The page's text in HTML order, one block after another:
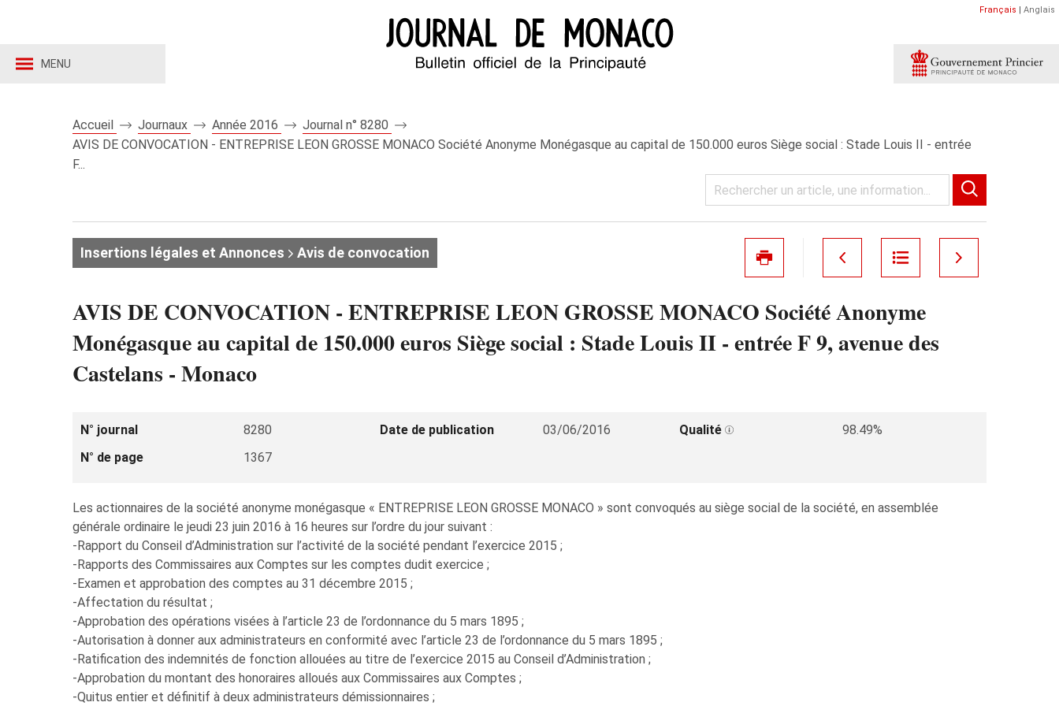
MENU
Français | Anglais
Accueil Journaux Année 2016
Journal n° 8280
AVIS DE CONVOCATION - ENTREPRISE LEON GROSSE MONACO Société Anonyme Monégasque au capital de 150.000 euros Siège social : Stade Louis II - entrée
F...
Insertions légales et Annonces Avis de convocation
AVIS DE CONVOCATION - ENTREPRISE LEON GROSSE MONACO Société Anonyme
Monégasque au capital de 150.000 euros Siège social : Stade Louis II - entrée F 9, avenue des
Castelans - Monaco
N° journal 8280 Date de publication 03/06/2016 Qualité
98.49%
N° de page
1367
Les actionnaires de la société anonyme monégasque « ENTREPRISE LEON GROSSE MONACO » sont convoqués au siège social de la société, en assemblée
générale ordinaire le jeudi 23 juin 2016 à 16 heures sur l’ordre du jour suivant :
-Rapport du Conseil d’Administration sur l’activité de la société pendant l’exercice 2015 ;
-Rapports des Commissaires aux Comptes sur les comptes dudit exercice ;
-Examen et approbation des comptes au 31 décembre 2015 ;
-Affectation du résultat ;
-Approbation des opérations visées à l’article 23 de l’ordonnance du 5 mars 1895 ;
-Autorisation à donner aux administrateurs en conformité avec l’article 23 de l’ordonnance du 5 mars 1895 ;
-Ratification des indemnités de fonction allouées au titre de l’exercice 2015 au Conseil d’Administration ;
-Approbation du montant des honoraires alloués aux Commissaires aux Comptes ;
-Quitus entier et définitif à deux administrateurs démissionnaires ;